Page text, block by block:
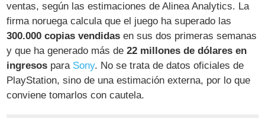
ventas, según las estimaciones de Alinea Analytics. La
firma noruega calcula que el juego ha superado las
300.000 copias vendidas en sus dos primeras semanas
y que ha generado más de22 millones de dólares en
ingresos para Sony. No se trata de datos oficiales de
PlayStation, sino de una estimación externa, por lo que
conviene tomarlos con cautela.